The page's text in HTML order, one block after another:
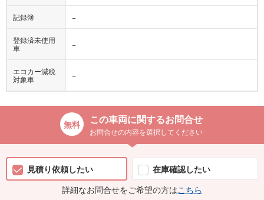
記録簿 −
登録済未使用
車
−
エコカー減税
対象車
−
この車両に関するお問合せ
お問合せの内容を選択してください
見積り依頼したい
在庫確認したい
詳細なお問合せをご希望の方はこちら